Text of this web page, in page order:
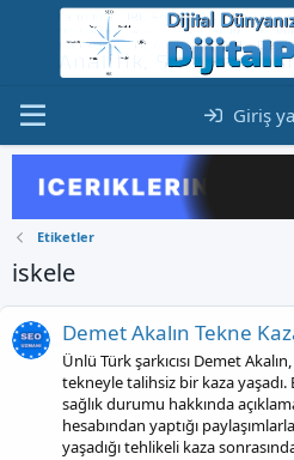
Giriş
Etiketler
iskele
Demet Akalın Tekne
Ünlü Türk şarkıcısı Demet
tekneyle talihsiz bir kaza yaşadı.
sağlık durumu hakkında
hesabından yaptığı
yaşadığı tehlikeli kaza